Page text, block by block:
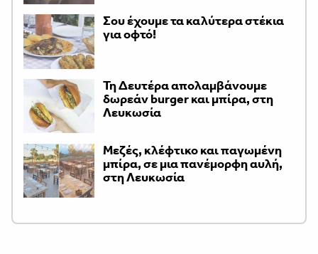
Σου έχουμε τα καλύτερα στέκια
για οφτό!
Τη Δευτέρα απολαμβάνουμε
δωρεάν burger και μπίρα, στη
Λευκωσία
Μεζές, κλέφτικο και παγωμένη
μπίρα, σε μια πανέμορφη αυλή,
στη Λευκωσία